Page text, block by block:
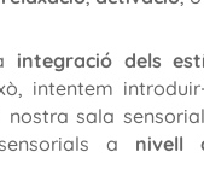
integració dels
intentem
sala
a nivell